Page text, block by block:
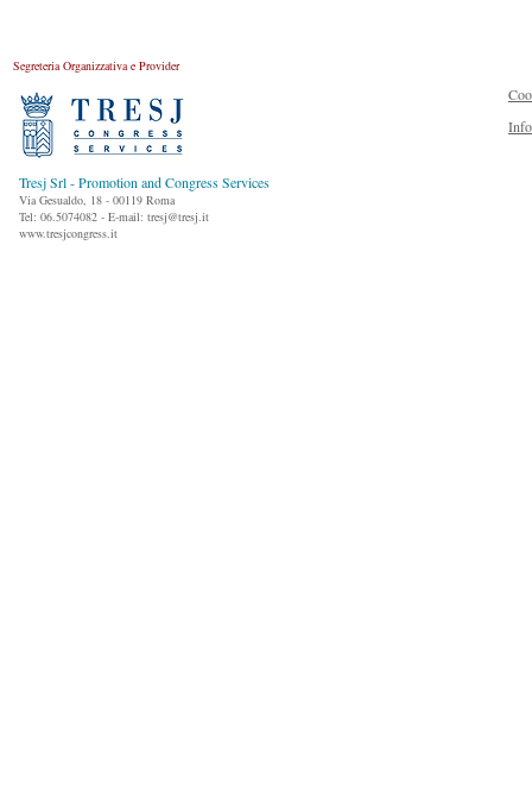
Segreteria Organizzativa e Provider
Tresj Srl - Promotion and Congress Services
Via Gesualdo, 18 - 00119 Roma
Tel: 06.5074082 - E-mail: tresj@tresj.it
www.tresjcongress.it